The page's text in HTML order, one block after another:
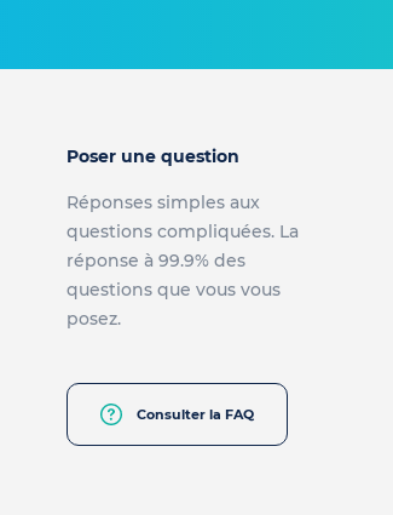
Poser une question
Réponses simples aux
questions compliquées. La
réponse à 99.9% des
questions que vous vous
posez.
Consulter la FAQ